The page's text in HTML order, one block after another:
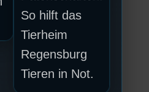
So hilft das
Tierheim
Regensburg
Tieren in Not.